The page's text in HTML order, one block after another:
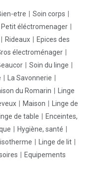
etre
Soin corps
Petit éléctromenager
Rideaux
Epices des
électroménager
Soin du linge
La Savonnerie
du Romarin
Linge
Maison
Linge de
de table
Enceintes,
Hygiène, santé
Linge de lit
Equipements